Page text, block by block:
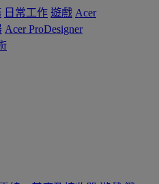
日常工作 遊戲 Acer
Acer ProDesigner